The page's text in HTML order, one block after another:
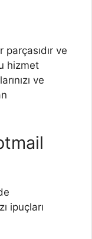
parçasıdır ve
hizmet
ve
ipuçları